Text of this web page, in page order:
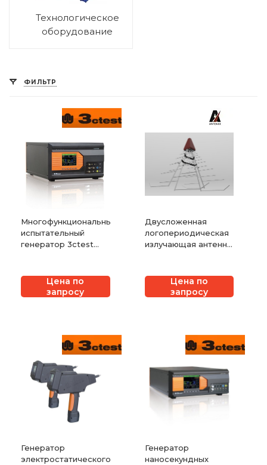
Технологическое
оборудование
ФИЛЬТР
Многофункциональный
испытательный
генератор 3ctest
Цена по
запросу
Двусложенная
логопериодическая
излучающая антенна
Цена по
запросу
Генератор
электростатического
Генератор
наносекундных